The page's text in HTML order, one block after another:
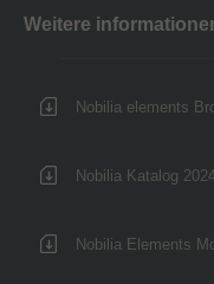
Weitere
Nobilia elements
Nobilia Katalog
Nobilia Elements